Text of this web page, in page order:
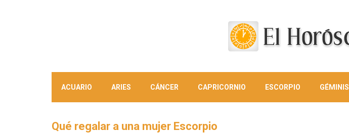
ACUARIO ARIES CÁNCER CAPRICORNIO ESCORPIO GÉMINIS
Qué regalar a una mujer Escorpio